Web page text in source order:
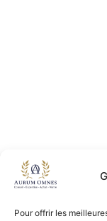
Pour offrir les